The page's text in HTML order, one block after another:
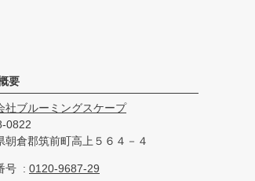
要
社ブルーミングスケープ
0822
朝倉郡筑前町高上５６４－４
号
0120-9687-29